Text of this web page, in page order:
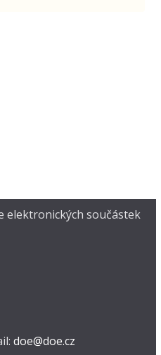
elektronických součástek
doe@doe.cz